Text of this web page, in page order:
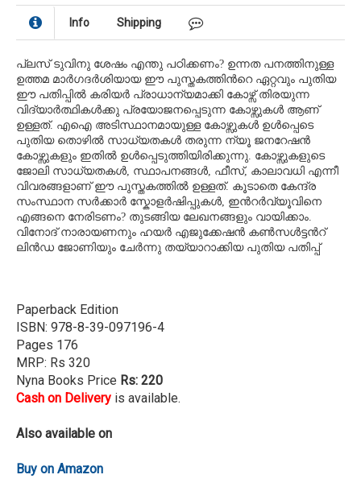
Info Shipping
പ്ലസ് ടുവിനു ശേഷം എന്തു പഠിക്കണം? ഉന്നത പനത്തിനുള്ള
ഉത്തമ മാര്‍ഗദര്‍ശിയായ ഈ പുസ്തകത്തിന്‍റെ ഏറ്റവും പുതിയ
ഈ പതിപ്പില്‍ കരിയര്‍ പ്രാധാന്യമാക്കി കോഴ്സ് തിരയുന്ന
വിദ്യാര്‍ത്ഥികള്‍ക്കു പ്രയോജനപ്പെടുന്ന കോഴ്സുകള്‍ ആണ്
ഉള്ളത്. എഐ അടിസ്ഥാനമായുള്ള കോഴ്സുകള്‍ ഉള്‍പ്പെടെ
പുതിയ തൊഴില്‍ സാധ്യതകള്‍ തരുന്ന ന്യൂ ജനറേഷന്‍
കോഴ്സുകളും ഇതില്‍ ഉള്‍പ്പെടുത്തിയിരിക്കുന്നു. കോഴ്സുകളുടെ
ജോലി സാധ്യതകള്‍, സ്ഥാപനങ്ങള്‍, ഫീസ്, കാലാവധി എന്നീ
വിവരങ്ങളാണ് ഈ പുസ്തകത്തില്‍ ഉള്ളത്. കൂടാതെ കേന്ദ്ര
സംസ്ഥാന സര്‍ക്കാര്‍ സ്കോളര്‍ഷിപ്പുകള്‍, ഇന്‍റര്‍വ്യൂവിനെ
എങ്ങനെ നേരിടണം? തുടങ്ങിയ ലേഖനങ്ങളും വായിക്കാം.
വിനോദ് നാരായണനും ഹയര്‍ എജുക്കേഷന്‍ കണ്‍സള്‍ട്ടന്‍റ്
ലിന്‍ഡ ജോണിയും ചേര്‍ന്നു തയ്യാറാക്കിയ പുതിയ പതിപ്പ്
Paperback Edition
ISBN: 978-8-39-097196-4
Pages 176
MRP: Rs 320
Nyna Books Price Rs: 220
Cash on Delivery is available.
Also available on
Buy on Amazon